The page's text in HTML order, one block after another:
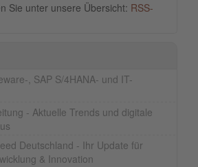
Sie unter unsere Übersicht: RSS-
, SAP S/4HANA- und IT-
- Aktuelle Trends und digitale
Deutschland - Ihr Update für
& Innovation